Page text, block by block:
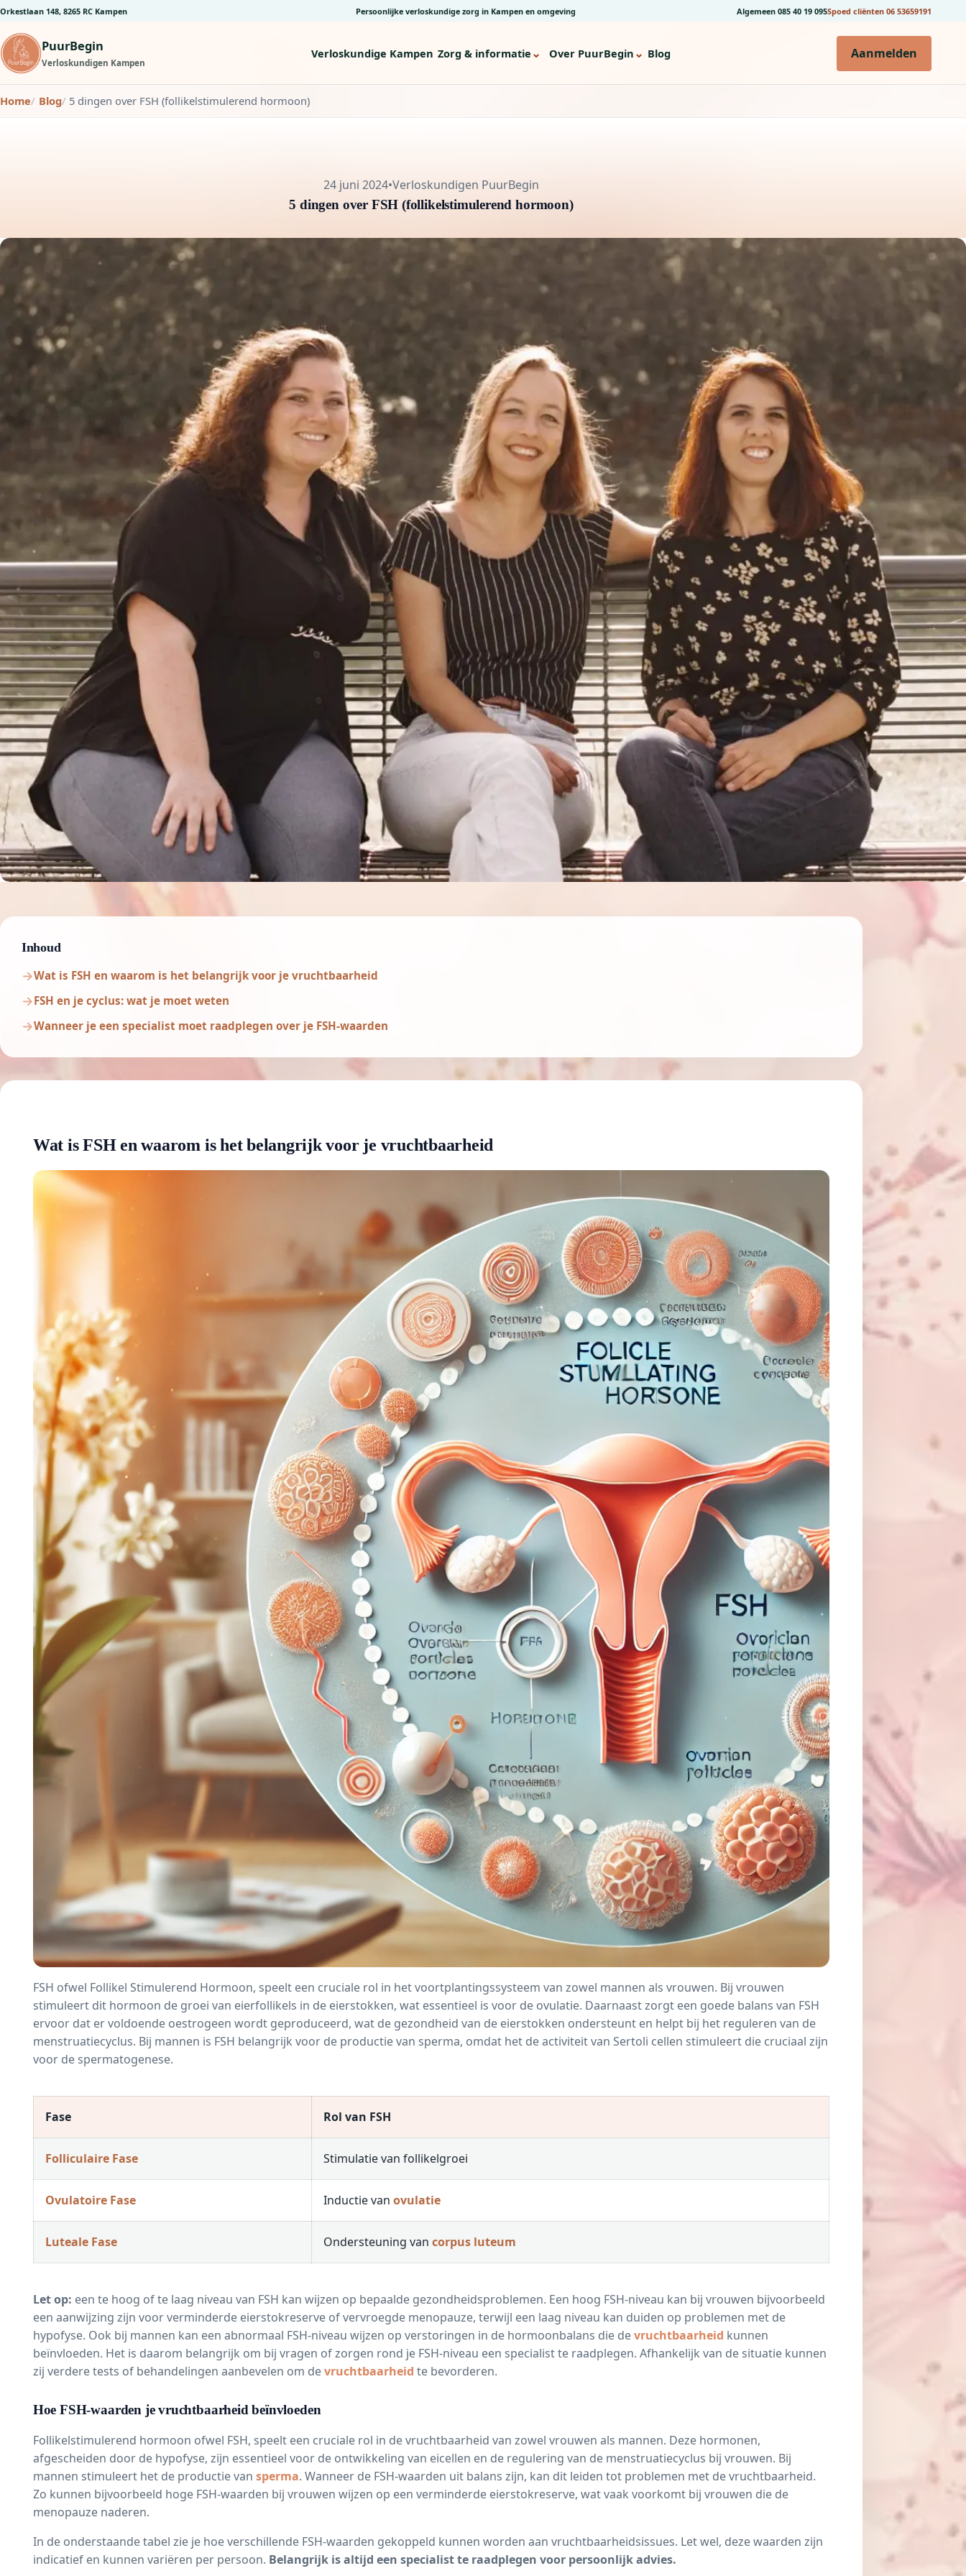
Orkestlaan 148, 8265 RC Kampen Persoonlijke verloskundige zorg in Kampen en omgeving Algemeen 085 40 19 095Spoed cliënten 06 53659191
PuurBegin
Verloskundigen Kampen
Verloskundige Kampen Zorg & informatie ⌄ Over PuurBegin ⌄ Blog Aanmelden
Home Blog 5 dingen over FSH (follikelstimulerend hormoon)
24 juni 2024•Verloskundigen PuurBegin
5 dingen over FSH (follikelstimulerend hormoon)
Inhoud
Wat is FSH en waarom is het belangrijk voor je vruchtbaarheid
FSH en je cyclus: wat je moet weten
Wanneer je een specialist moet raadplegen over je FSH-waarden
Wat is FSH en waarom is het belangrijk voor je vruchtbaarheid
FSH ofwel Follikel Stimulerend Hormoon, speelt een cruciale rol in het voortplantingssysteem van zowel mannen als vrouwen. Bij vrouwen
stimuleert dit hormoon de groei van eierfollikels in de eierstokken, wat essentieel is voor de ovulatie. Daarnaast zorgt een goede balans van FSH
ervoor dat er voldoende oestrogeen wordt geproduceerd, wat de gezondheid van de eierstokken ondersteunt en helpt bij het reguleren van de
menstruatiecyclus. Bij mannen is FSH belangrijk voor de productie van sperma, omdat het de activiteit van Sertoli cellen stimuleert die cruciaal zijn
voor de spermatogenese.
Fase Rol van FSH
Folliculaire Fase Stimulatie van follikelgroei
Ovulatoire Fase Inductie van ovulatie
Luteale Fase Ondersteuning van corpus luteum
Let op: een te hoog of te laag niveau van FSH kan wijzen op bepaalde gezondheidsproblemen. Een hoog FSH-niveau kan bij vrouwen bijvoorbeeld
een aanwijzing zijn voor verminderde eierstokreserve of vervroegde menopauze, terwijl een laag niveau kan duiden op problemen met de
hypofyse. Ook bij mannen kan een abnormaal FSH-niveau wijzen op verstoringen in de hormoonbalans die devruchtbaarheid kunnen
beïnvloeden. Het is daarom belangrijk om bij vragen of zorgen rond je FSH-niveau een specialist te raadplegen. Afhankelijk van de situatie kunnen
zij verdere tests of behandelingen aanbevelen om devruchtbaarheid te bevorderen.
Hoe FSH-waarden je vruchtbaarheid beïnvloeden
Follikelstimulerend hormoon ofwel FSH, speelt een cruciale rol in de vruchtbaarheid van zowel vrouwen als mannen. Deze hormonen,
afgescheiden door de hypofyse, zijn essentieel voor de ontwikkeling van eicellen en de regulering van de menstruatiecyclus bij vrouwen. Bij
mannen stimuleert het de productie van sperma. Wanneer de FSH-waarden uit balans zijn, kan dit leiden tot problemen met de vruchtbaarheid.
Zo kunnen bijvoorbeeld hoge FSH-waarden bij vrouwen wijzen op een verminderde eierstokreserve, wat vaak voorkomt bij vrouwen die de
menopauze naderen.
In de onderstaande tabel zie je hoe verschillende FSH-waarden gekoppeld kunnen worden aan vruchtbaarheidsissues. Let wel, deze waarden zijn
indicatief en kunnen variëren per persoon. Belangrijk is altijd een specialist te raadplegen voor persoonlijk advies.